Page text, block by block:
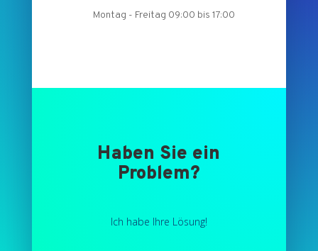
Montag - Freitag 09:00 bis 17:00
Haben Sie ein
Problem?
Ich habe Ihre Lösung!